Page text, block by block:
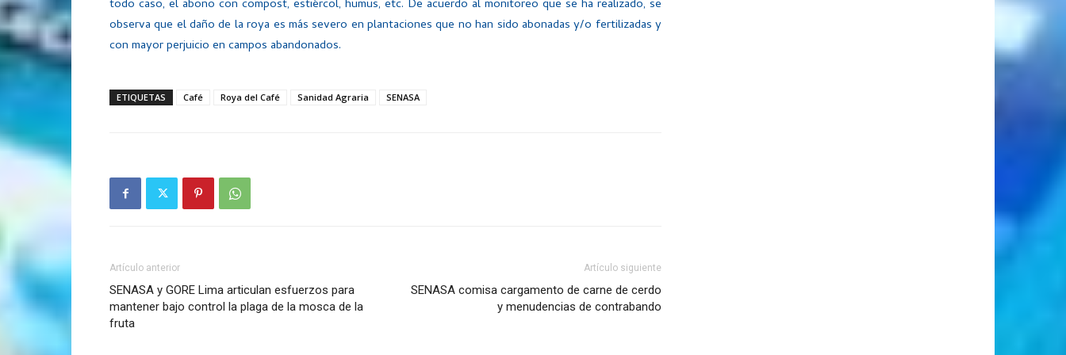
todo caso, el abono con compost, estiércol, humus, etc. De acuerdo al monitoreo que se ha realizado, se
observa que el daño de la roya es más severo en plantaciones que no han sido abonadas y/o fertilizadas y
con mayor perjuicio en campos abandonados.
ETIQUETAS Café Roya del Café Sanidad Agraria SENASA
Artículo anterior
SENASA y GORE Lima articulan esfuerzos para
mantener bajo control la plaga de la mosca de la
fruta
Artículo siguiente
SENASA comisa cargamento de carne de cerdo
y menudencias de contrabando